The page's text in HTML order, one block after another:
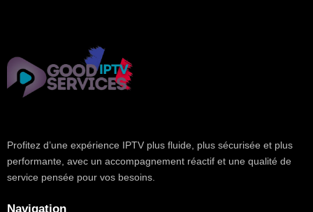
Profitez d’une expérience IPTV plus fluide, plus sécurisée et plus
performante, avec un accompagnement réactif et une qualité de
service pensée pour vos besoins.
Navigation